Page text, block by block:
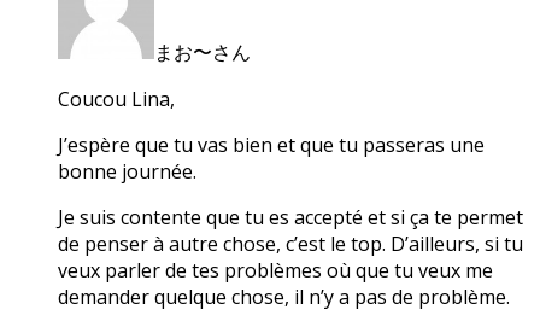
まお〜さん
Coucou Lina,
J’espère que tu vas bien et que tu passeras une
bonne journée.
Je suis contente que tu es accepté et si ça te permet
de penser à autre chose, c’est le top. D’ailleurs, si tu
veux parler de tes problèmes où que tu veux me
demander quelque chose, il n’y a pas de problème.